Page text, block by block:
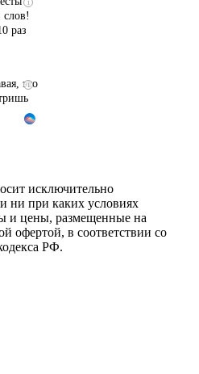
раз
i
в
исключительно
ни при каких условиях
и цены, размещенные на
офертой, в соответствии со
РФ.